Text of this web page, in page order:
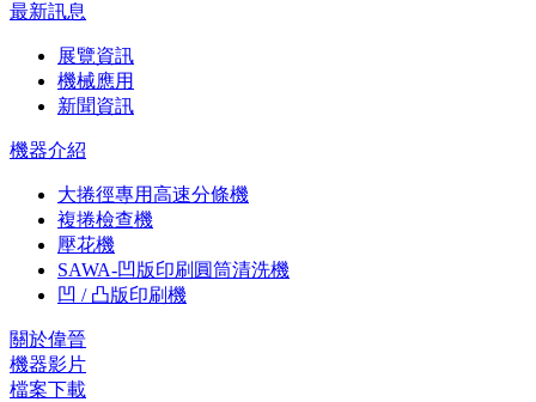
最新訊息
展覽資訊
機械應用
新聞資訊
機器介紹
大捲徑專用高速分條機
複捲檢查機
壓花機
SAWA-凹版印刷圓筒清洗機
凹 / 凸版印刷機
關於偉晉
機器影片
檔案下載